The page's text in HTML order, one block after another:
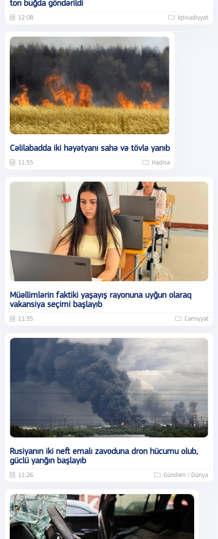
ton buğda göndərildi
12:08 İqtisadiyyat
Cəlilabadda iki həyətyanı sahə və tövlə yanıb
11:55 Hadisə
Müəllimlərin faktiki yaşayış rayonuna uyğun olaraq
vakansiya seçimi başlayıb
11:35 Cəmiyyət
Rusiyanın iki neft emalı zavoduna dron hücumu olub,
güclü yanğın başlayıb
11:26 Gündəm / Dünya